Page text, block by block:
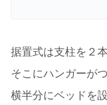
据置式は支柱を２
そこにハンガーが
横半分にベッドを